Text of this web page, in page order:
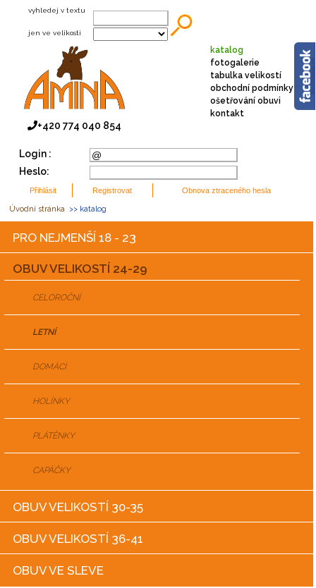
+420 774 040 854
vyhledej v textu
jen ve velikosti
Login :
Heslo:
Úvodní stránka >> katalog
katalog
fotogalerie
tabulka velikostí
obchodní podmínky
ošetřování obuvi
kontakt
PRO NEJMENŠÍ 18 - 23
OBUV VELIKOSTÍ 24-29
CELOROČNÍ
LETNÍ
DOMÁCÍ
HOLÍNKY
PLÁTĚNKY
CAPÁČKY
OBUV VELIKOSTÍ 30-35
OBUV VELIKOSTÍ 36-41
OBUV VE SLEVE